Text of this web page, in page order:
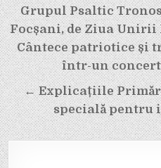
Navigare
în
articole
Grupul Psaltic
Focșani, de Ziua
Cântece patriotice și
într-un concert
← Explicațiile
specială pentru